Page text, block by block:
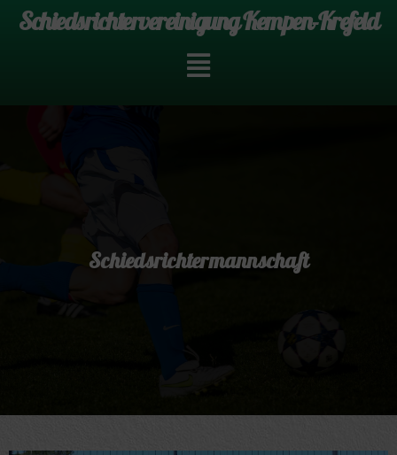
Schiedsrichtervereinigung Kempen-Krefeld
Schiedsrichtermannschaft